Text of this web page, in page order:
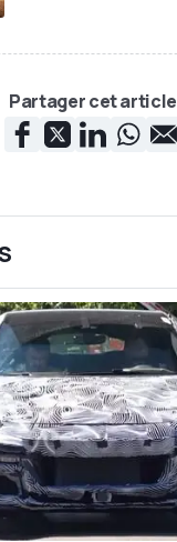
Partager cet article